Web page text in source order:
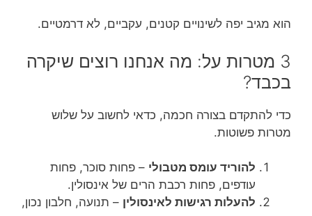
הוא מגיב יפה לשינויים קטנים, עקביים, לא דרמטיים.
3 מטרות על: מה אנחנו רוצים שיקרה
בכבד?
כדי להתקדם בצורה חכמה, כדאי לחשוב על שלוש
מטרות פשוטות.
להוריד עומס מטבולי – פחות סוכר, פחות
עודפים, פחות רכבת הרים של אינסולין.
להעלות רגישות לאינסולין – תנועה, חלבון נכון,